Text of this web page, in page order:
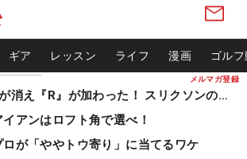
メルマガ登録
ギア レッスン ライフ 漫画 ゴル
『4』が消え『R』が加わった！ スリクソンの新作
アンはロフト角で選べ！
ロが「ややトウ寄り」に当てるワケ